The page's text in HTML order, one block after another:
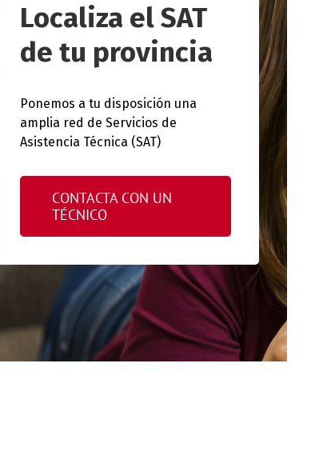
Localiza el SAT
de tu provincia
Ponemos a tu disposición una
amplia red de Servicios de
Asistencia Técnica (SAT)
CONTACTA CON UN
TÉCNICO